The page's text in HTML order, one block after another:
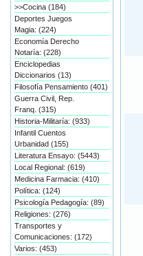
>>Cocina (184)
Deportes Juegos
Magia: (224)
Economía Derecho
Notaría: (228)
Enciclopedias
Diccionarios (13)
Filosofía Pensamiento (401)
Guerra Civil, Rep.
Franq. (315)
Historia-Militaría: (933)
Infantil Cuentos
Urbanidad (155)
Literatura Ensayo: (5443)
Local Regional: (619)
Medicina Farmacia: (410)
Política: (124)
Psicología Pedagogía: (89)
Religiones: (276)
Transportes y
Comunicaciones: (172)
Varios: (453)